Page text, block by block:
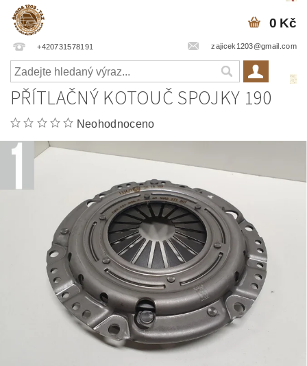
+420731578191 zajicek1203@gmail.com
0 Kč
PŘÍTLAČNÝ KOTOUČ SPOJKY 190
Neohodnoceno